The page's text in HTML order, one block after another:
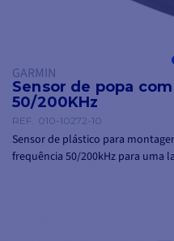
GARMIN
Sensor de popa
50/200KHz
REF. 010-10272-10
Sensor de plástico para
frequência 50/200kHz para uma